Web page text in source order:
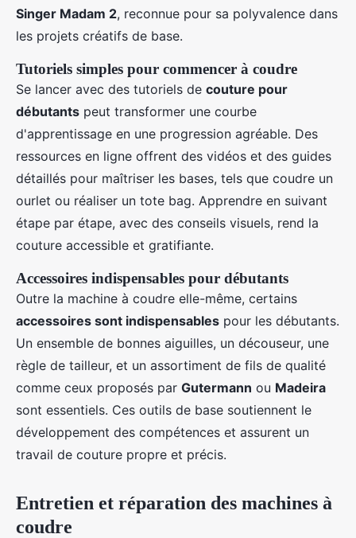
Singer Madam 2, reconnue pour sa polyvalence dans
les projets créatifs de base.
Tutoriels simples pour commencer à coudre
Se lancer avec des tutoriels de couture pour
débutants peut transformer une courbe
d'apprentissage en une progression agréable. Des
ressources en ligne offrent des vidéos et des guides
détaillés pour maîtriser les bases, tels que coudre un
ourlet ou réaliser un tote bag. Apprendre en suivant
étape par étape, avec des conseils visuels, rend la
couture accessible et gratifiante.
Accessoires indispensables pour débutants
Outre la machine à coudre elle-même, certains
accessoires sont indispensables pour les débutants.
Un ensemble de bonnes aiguilles, un découseur, une
règle de tailleur, et un assortiment de fils de qualité
comme ceux proposés par Gutermann ou Madeira
sont essentiels. Ces outils de base soutiennent le
développement des compétences et assurent un
travail de couture propre et précis.
Entretien et réparation des machines à
coudre